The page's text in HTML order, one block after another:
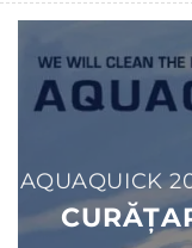
AQUAQUICK